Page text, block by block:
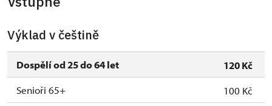
Výklad v češtině
Dospělí od 25 do 64 let
120 Kč
Senioři 65+
100 Kč